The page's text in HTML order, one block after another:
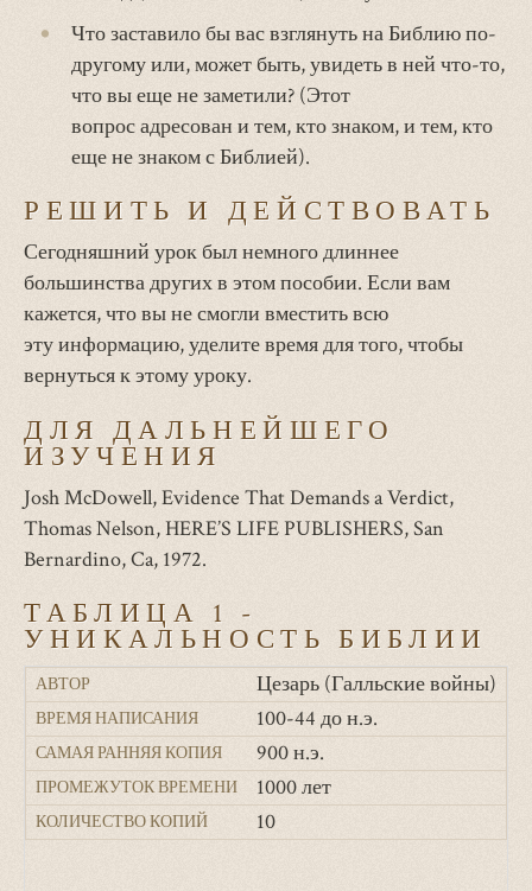
Что заставило бы вас взглянуть на Библию по-
другому или, может быть, увидеть в ней что-то,
что вы еще не заметили? (Этот
вопрос адресован и тем, кто знаком, и тем, кто
еще не знаком с Библией).
РЕШИТЬ И ДЕЙСТВОВАТЬ
Сегодняшний урок был немного длиннее
большинства других в этом пособии. Если вам
кажется, что вы не смогли вместить всю
эту информацию, уделите время для того, чтобы
вернуться к этому уроку.
ДЛЯ ДАЛЬНЕЙШЕГО
ИЗУЧЕНИЯ
Josh McDowell, Evidence That Demands a Verdict,
Thomas Nelson, HERE’S LIFE PUBLISHERS, San
Bernardino, Ca, 1972.
ТАБЛИЦА 1 -
УНИКАЛЬНОСТЬ БИБЛИИ
АВТОР
ВРЕМЯ НАПИСАНИЯ
САМАЯ РАННЯЯ КОПИЯ
ПРОМЕЖУТОК ВРЕМЕНИ
КОЛИЧЕСТВО КОПИЙ
Цезарь (Галльские войны)
100-44 до н.э.
900 н.э.
1000 лет
10